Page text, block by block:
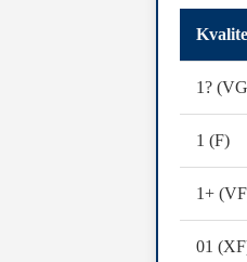
1?
1 (F)
1+
01